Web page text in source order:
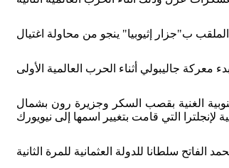
الغنية بقصب السكر وجزيرة رون بشمال